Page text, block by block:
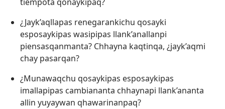
tiempota qonaykipaq?
¿Jayk’aqllapas renegarankichu qosayki
esposaykipas wasipipas llank’anallanpi
piensasqanmanta? Chhayna kaqtinqa, ¿jayk’aqmi
chay pasarqan?
¿Munawaqchu qosaykipas esposaykipas
imallapipas cambiananta chhaynapi llank’ananta
allin yuyaywan qhawarinanpaq?